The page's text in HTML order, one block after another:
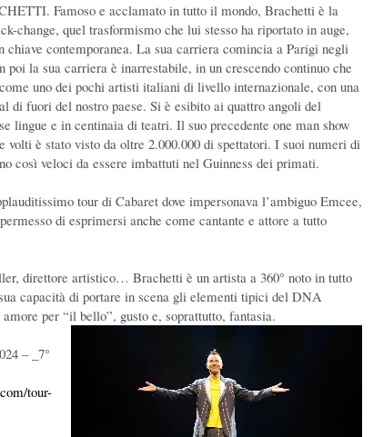
Famoso e acclamato in tutto il mondo, Brachetti è la
change, quel trasformismo che lui stesso ha riportato in auge,
chiave contemporanea. La sua carriera comincia a Parigi negli
poi la sua carriera è inarrestabile, in un crescendo continuo che
uno dei pochi artisti italiani di livello internazionale, con una
di fuori del nostro paese. Si è esibito ai quattro angoli del
lingue e in centinaia di teatri. Il suo precedente one man show
volti è stato visto da oltre 2.000.000 di spettatori. I suoi numeri di
così veloci da essere imbattuti nel Guinness dei primati.
tour di Cabaret dove impersonava l’ambiguo Emcee,
di esprimersi anche come cantante e attore a tutto
direttore artistico… Brachetti è un artista a 360° noto in tutto
capacità di portare in scena gli elementi tipici del DNA
per “il bello”, gusto e, soprattutto, fantasia.
– _7°
tour-